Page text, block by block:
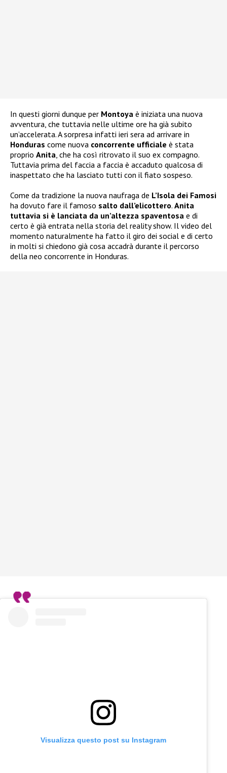
In questi giorni dunque per Montoya è iniziata una nuova
avventura, che tuttavia nelle ultime ore ha già subito
un’accelerata. A sorpresa infatti ieri sera ad arrivare in
Honduras come nuova concorrente ufficiale è stata
proprio Anita, che ha così ritrovato il suo ex compagno.
Tuttavia prima del faccia a faccia è accaduto qualcosa di
inaspettato che ha lasciato tutti con il fiato sospeso.
Come da tradizione la nuova naufraga de L’Isola dei Famosi
ha dovuto fare il famoso salto dall’elicottero. Anita
tuttavia si è lanciata da un’altezza spaventosa e di
certo è già entrata nella storia del reality show. Il video del
momento naturalmente ha fatto il giro dei social e di certo
in molti si chiedono già cosa accadrà durante il percorso
della neo concorrente in Honduras.
Visualizza questo post su Instagram